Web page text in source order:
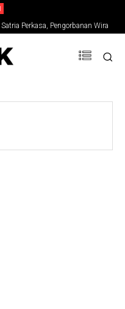
Perkasa, Pengorbanan Wira